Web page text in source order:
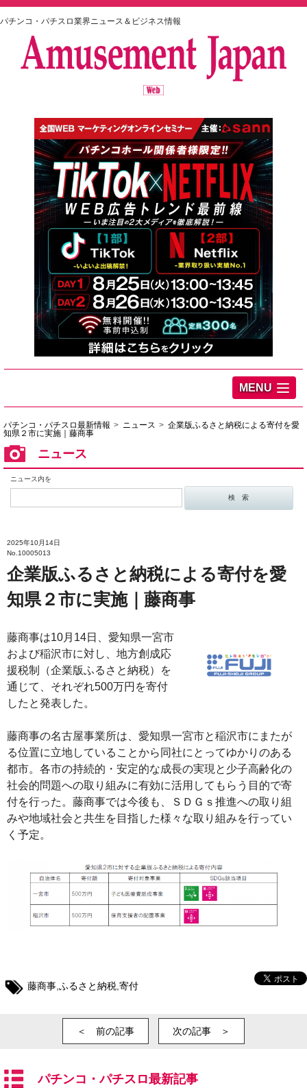
パチンコ・パチスロ業界ニュース＆ビジネス情報
MENU
パチンコ・パチスロ最新情報 ニュース
企業版ふるさと納税による寄付を愛
知県２市に実施｜藤商事
ニュース
ニュース内を
2025年10月14日
No.10005013
企業版ふるさと納税による寄付を愛
知県２市に実施｜藤商事
藤商事は10月14日、愛知県一宮市
および稲沢市に対し、地方創成応
援税制（企業版ふるさと納税）を
通じて、それぞれ500万円を寄付
したと発表した。
藤商事の名古屋事業所は、愛知県一宮市と稲沢市にまたが
る位置に立地していることから同社にとってゆかりのある
都市。各市の持続的・安定的な成長の実現と少子高齢化の
社会的問題への取り組みに有効に活用してもらう目的で寄
付を行った。藤商事では今後も、ＳＤＧｓ推進への取り組
みや地域社会と共生を目指した様々な取り組みを行ってい
く予定。
藤商事 ふるさと納税 寄付
＜ 前の記事 次の記事 ＞
パチンコ・パチスロ最新記事